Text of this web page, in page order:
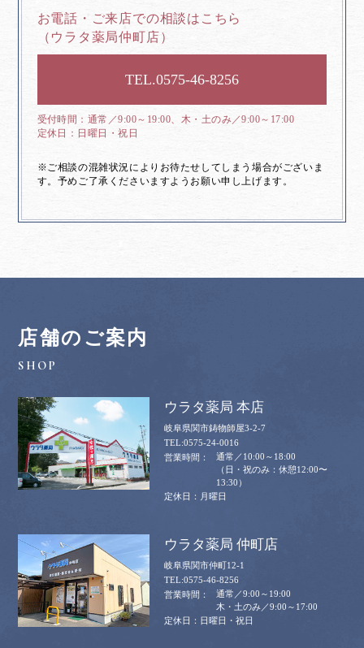
お電話・ご来店での相談はこちら
（ウラタ薬局仲町店）
0575-46-8256
通常／9:00～19:00、木・土のみ／9:00～17:00
日曜日・祝日
※ご相談の混雑状況によりお待たせしてしまう場合がございま
す。予めご了承くださいますようお願い申し上げます。
店舗のご案内
ウラタ薬局 本店
岐阜県関市鋳物師屋3-2-7
0575-24-0016
通常／10:00～18:00
（日・祝のみ：休憩12:00〜
13:30）
月曜日
ウラタ薬局 仲町店
岐阜県関市仲町12-1
0575-46-8256
通常／9:00～19:00
木・土のみ／9:00～17:00
日曜日・祝日